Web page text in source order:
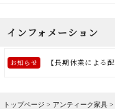
トップページ > アンティーク家具 >